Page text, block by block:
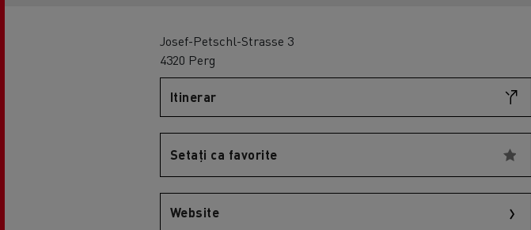
Josef-Petschl-Strasse 3
4320 Perg
Itinerar
Setați ca favorite
Website